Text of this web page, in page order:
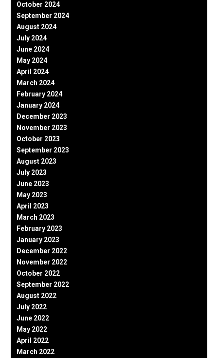
October 2024
September 2024
August 2024
July 2024
June 2024
May 2024
April 2024
March 2024
February 2024
January 2024
December 2023
November 2023
October 2023
September 2023
August 2023
July 2023
June 2023
May 2023
April 2023
March 2023
February 2023
January 2023
December 2022
November 2022
October 2022
September 2022
August 2022
July 2022
June 2022
May 2022
April 2022
March 2022